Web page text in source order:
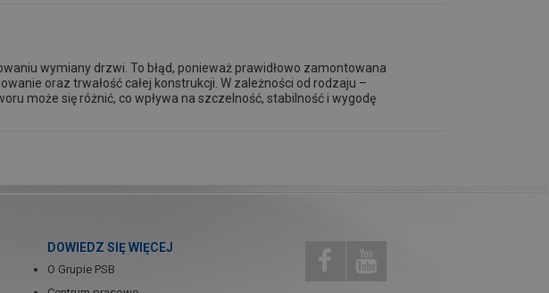
wymiany drzwi. To błąd, ponieważ prawidłowo zamontowana
oraz trwałość całej konstrukcji. W zależności od rodzaju –
może się różnić, co wpływa na szczelność, stabilność i wygodę
DOWIEDZ SIĘ WIĘCEJ
O Grupie PSB